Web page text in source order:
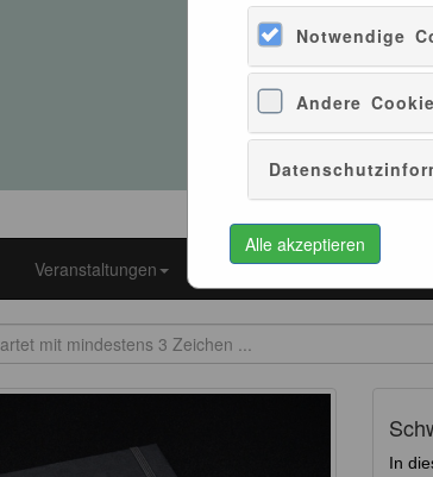
Notwendige
Andere
Alle akzeptieren
Veranstaltungen Kataloge Kunstdrucke
In